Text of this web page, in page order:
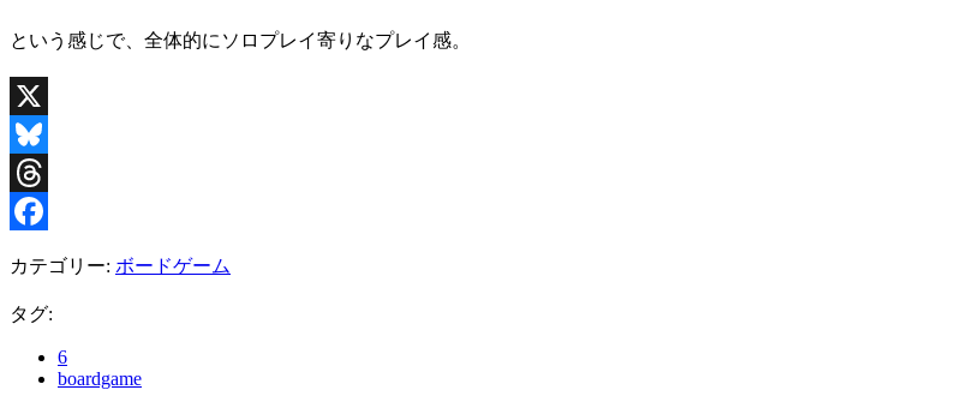
という感じで、全体的にソロプレイ寄りなプレイ感。
X
Bluesky
Threads
カテゴリー: ボードゲーム
タグ:
6
boardgame